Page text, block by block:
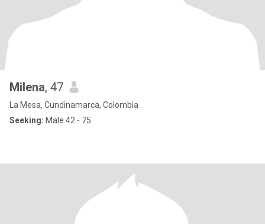
Milena, 47
La Mesa, Cundinamarca, Colombia
Seeking: Male 42 - 75